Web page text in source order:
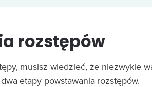
rozstępów
musisz wiedzieć, że niezwykle
etapy powstawania rozstępów.